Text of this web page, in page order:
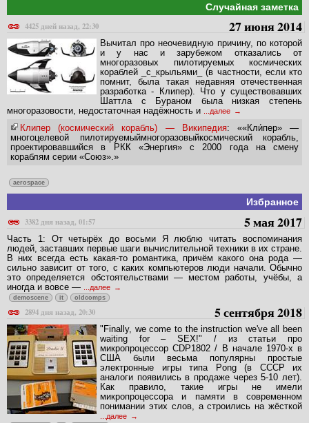
Случайная заметка
4425 дней назад, 22:30
27 июня 2014
Вычитал про неочевидную причину, по которой
и у нас и зарубежом отказались от
многоразовых пилотируемых космических
кораблей _с_крыльями_ (в частности, если кто
помнит, была такая недавняя отечественная
разработка - Клипер). Что у существовавших
Шаттла с Бураном была низкая степень
многоразовости, недостаточная надёжность и
...далее
Клипер (космический корабль) — Википедия: ««Кли́пер» —
многоцелевой пилотируемыймногоразовыйкосмический корабль,
проектировавшийся в РКК «Энергия» с 2000 года на смену
кораблям серии «Союз».»
aerospace
Избранное
3382 дня назад, 01:57
5 мая 2017
Часть 1: От четырёх до восьми Я люблю читать воспоминания
людей, заставших первые шаги вычислительной техники в их стране.
В них всегда есть какая-то романтика, причём какого она рода —
сильно зависит от того, с каких компьютеров люди начали. Обычно
это определяется обстоятельствами — местом работы, учёбы, а
иногда и вовсе —
...далее
demoscene it oldcomps
2894 дня назад, 20:30 5 сентября 2018
"Finally, we come to the instruction we've all been
waiting for – SEX!" / из статьи про
микропроцессор CDP1802 / В начале 1970-х в
США были весьма популярны простые
электронные игры типа Pong (в СССР их
аналоги появились в продаже через 5-10 лет).
Как правило, такие игры не имели
микропроцессора и памяти в современном
понимании этих слов, а строились на жёсткой
...далее